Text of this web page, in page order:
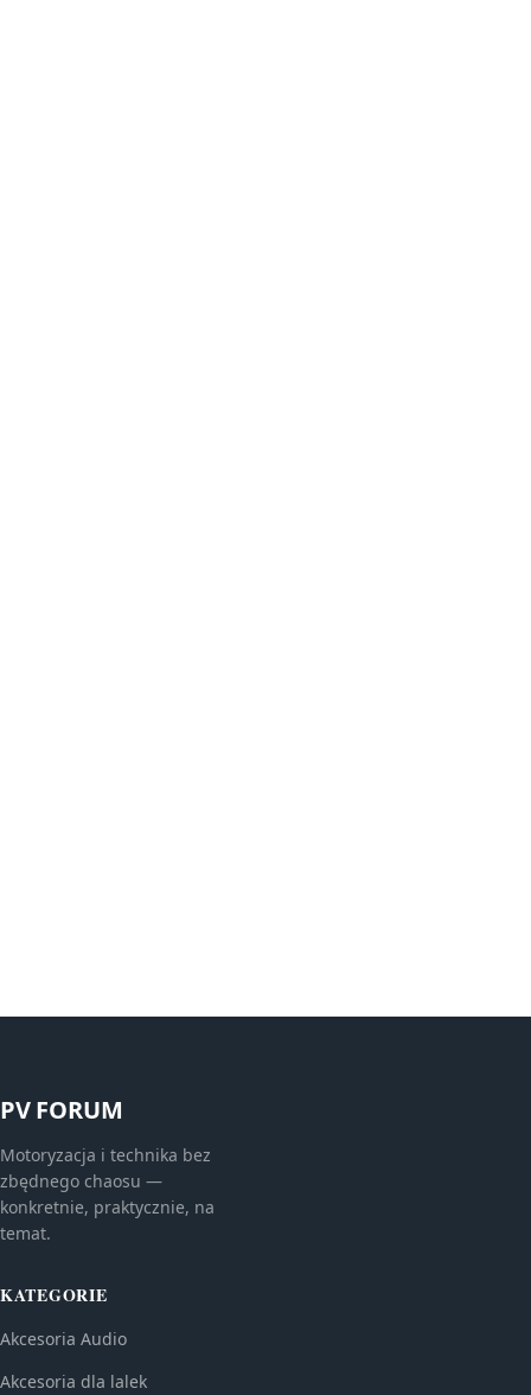
PV FORUM
Motoryzacja i technika bez
zbędnego chaosu —
konkretnie, praktycznie, na
temat.
KATEGORIE
Akcesoria Audio
Akcesoria dla lalek